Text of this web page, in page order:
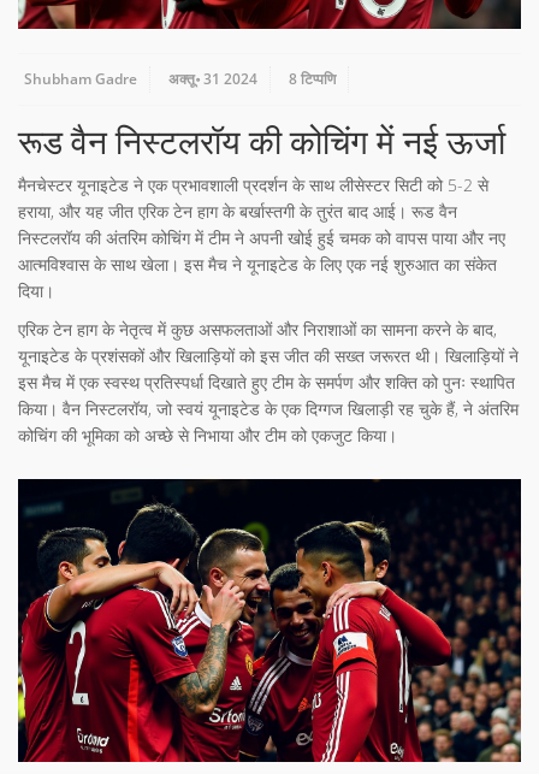
Shubham Gadre अक्तू॰ 31 2024 8 टिप्पणि
रूड वैन निस्टलरॉय की कोचिंग में नई ऊर्जा
मैनचेस्टर यूनाइटेड ने एक प्रभावशाली प्रदर्शन के साथ लीसेस्टर सिटी को 5-2 से
हराया, और यह जीत एरिक टेन हाग के बर्खास्तगी के तुरंत बाद आई। रूड वैन
निस्टलरॉय की अंतरिम कोचिंग में टीम ने अपनी खोई हुई चमक को वापस पाया और नए
आत्मविश्वास के साथ खेला। इस मैच ने यूनाइटेड के लिए एक नई शुरुआत का संकेत
दिया।
एरिक टेन हाग के नेतृत्व में कुछ असफलताओं और निराशाओं का सामना करने के बाद,
यूनाइटेड के प्रशंसकों और खिलाड़ियों को इस जीत की सख्त जरूरत थी। खिलाड़ियों ने
इस मैच में एक स्वस्थ प्रतिस्पर्धा दिखाते हुए टीम के समर्पण और शक्ति को पुनः स्थापित
किया। वैन निस्टलरॉय, जो स्वयं यूनाइटेड के एक दिग्गज खिलाड़ी रह चुके हैं, ने अंतरिम
कोचिंग की भूमिका को अच्छे से निभाया और टीम को एकजुट किया।